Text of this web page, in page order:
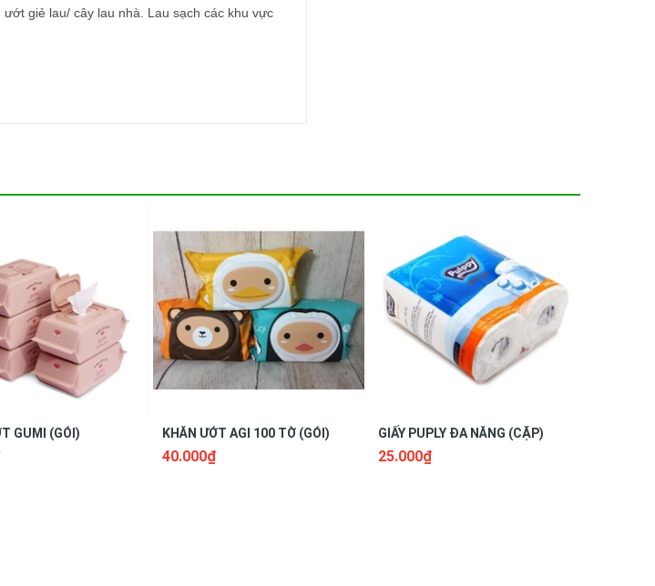
giẻ lau/ cây lau nhà. Lau sạch các khu vực
sạch bằng nước. Trong trường hợp nuốt sản
GUMI (GÓI) KHĂN ƯỚT AGI 100 TỜ (GÓI)
40.000₫
GIẤY PUPLY ĐA NĂNG (CẶP)
25.000₫